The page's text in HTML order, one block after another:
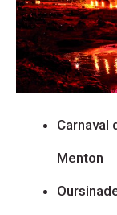
Carnaval
Menton